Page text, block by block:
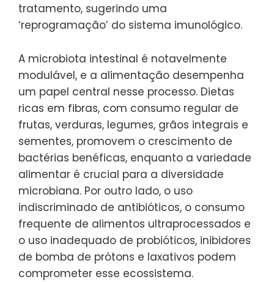
tratamento, sugerindo uma
‘reprogramação’ do sistema imunológico.
A microbiota intestinal é notavelmente
modulável, e a alimentação desempenha
um papel central nesse processo. Dietas
ricas em fibras, com consumo regular de
frutas, verduras, legumes, grãos integrais e
sementes, promovem o crescimento de
bactérias benéficas, enquanto a variedade
alimentar é crucial para a diversidade
microbiana. Por outro lado, o uso
indiscriminado de antibióticos, o consumo
frequente de alimentos ultraprocessados e
o uso inadequado de probióticos, inibidores
de bomba de prótons e laxativos podem
comprometer esse ecossistema.